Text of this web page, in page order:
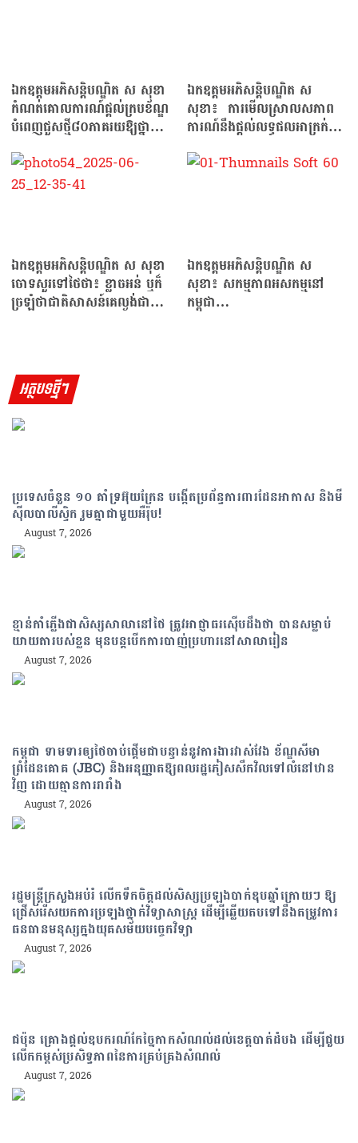
ឯកឧត្តមអភិសន្តិបណ្ឌិត ស សុខា
កំណត់គោលការណ៍ផ្ដល់ក្របខ័ណ្ឌ
បំពេញជួសថ្មី៨០ភាគរយឱ្យថ្នាក់
ឯកឧត្តមអភិសន្តិបណ្ឌិត ស
សុខា៖ ការមើលស្រាលសភាព
ការណ៍នឹងផ្ដល់លទ្ធផលអាក្រក់…
ឯកឧត្តមអភិសន្តិបណ្ឌិត ស សុខា
ចោទសួរទៅថៃថា៖ ខ្លាចអន់ ឬក៏
ច្រឡំថាជាតិសាសន៍គេល្ងង់ជាង
ឯកឧត្តមអភិសន្តិបណ្ឌិត ស
សុខា៖ សកម្មភាពអសកម្មនៅ
កម្ពុជា…
អត្ថបទថ្មីៗ
ប្រទេសចំនួន ១០ គាំទ្រអ៊ុយក្រែន បង្កើតប្រព័ន្ធការពារដែនអាកាស និងមី
ស៊ីលបាលីស្ទិក រួមគ្នាជាមួយអឺរ៉ុប!
August 7, 2026
ខ្មាន់កាំភ្លើងជាសិស្សសាលានៅថៃ ត្រូវអាជ្ញាធរស៊ើបដឹងថា បានសម្លាប់
យាយតារបស់ខ្លួន មុនបន្តបើកការបាញ់ប្រហារនៅសាលារៀន
August 7, 2026
កម្ពុជា ទាមទារឲ្យថៃចាប់ផ្តើមជាបន្ទាន់នូវការងារវាស់វែង ខ័ណ្ឌសីមា
ព្រំដែនគោគ (JBC) និងអនុញ្ញាតឱ្យពលរដ្ឋភៀសសឹកវិលទៅលំនៅឋាន
វិញ ដោយគ្មានការរារាំង
August 7, 2026
រដ្ឋមន្រ្តីក្រសួងអប់រំ លើកទឹកចិត្តដល់សិស្សប្រឡងបាក់ឌុបឆ្នាំក្រោយៗ ឱ្យ
ជ្រើសរើសយកការប្រឡងថ្នាក់វិទ្យាសាស្ត្រ ដើម្បីឆ្លើយតបទៅនឹងតម្រូវការ
ធនធានមនុស្សក្នុងយុគសម័យបច្ចេកវិទ្យា
August 7, 2026
ជប៉ុន គ្រោងផ្តល់ឧបករណ៍កែច្នៃកាកសំណល់ដល់ខេត្តបាត់ដំបង ដើម្បីជួយ
លើកកម្ពស់ប្រសិទ្ធភាពនៃការគ្រប់គ្រងសំណល់
August 7, 2026